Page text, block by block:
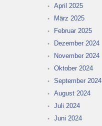
April 2025
März 2025
Februar 2025
Dezember 2024
November 2024
Oktober 2024
September 2024
August 2024
Juli 2024
Juni 2024